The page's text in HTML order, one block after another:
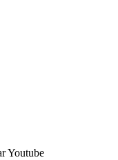
Youtube